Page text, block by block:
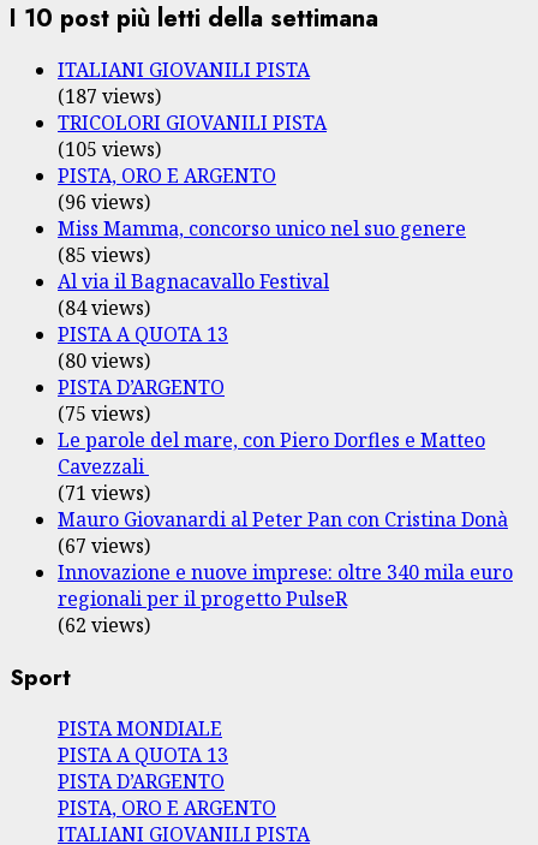
I 10 post più letti della settimana
ITALIANI GIOVANILI PISTA
(187 views)
TRICOLORI GIOVANILI PISTA
(105 views)
PISTA, ORO E ARGENTO
(96 views)
Miss Mamma, concorso unico nel suo genere
(85 views)
Al via il Bagnacavallo Festival
(84 views)
PISTA A QUOTA 13
(80 views)
PISTA D’ARGENTO
(75 views)
Le parole del mare, con Piero Dorfles e Matteo
Cavezzali
(71 views)
Mauro Giovanardi al Peter Pan con Cristina Donà
(67 views)
Innovazione e nuove imprese: oltre 340 mila euro
regionali per il progetto PulseR
(62 views)
Sport
PISTA MONDIALE
PISTA A QUOTA 13
PISTA D’ARGENTO
PISTA, ORO E ARGENTO
ITALIANI GIOVANILI PISTA